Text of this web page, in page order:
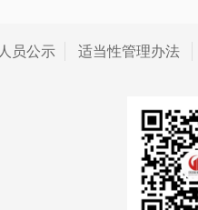
人员公示 适当性管理办法